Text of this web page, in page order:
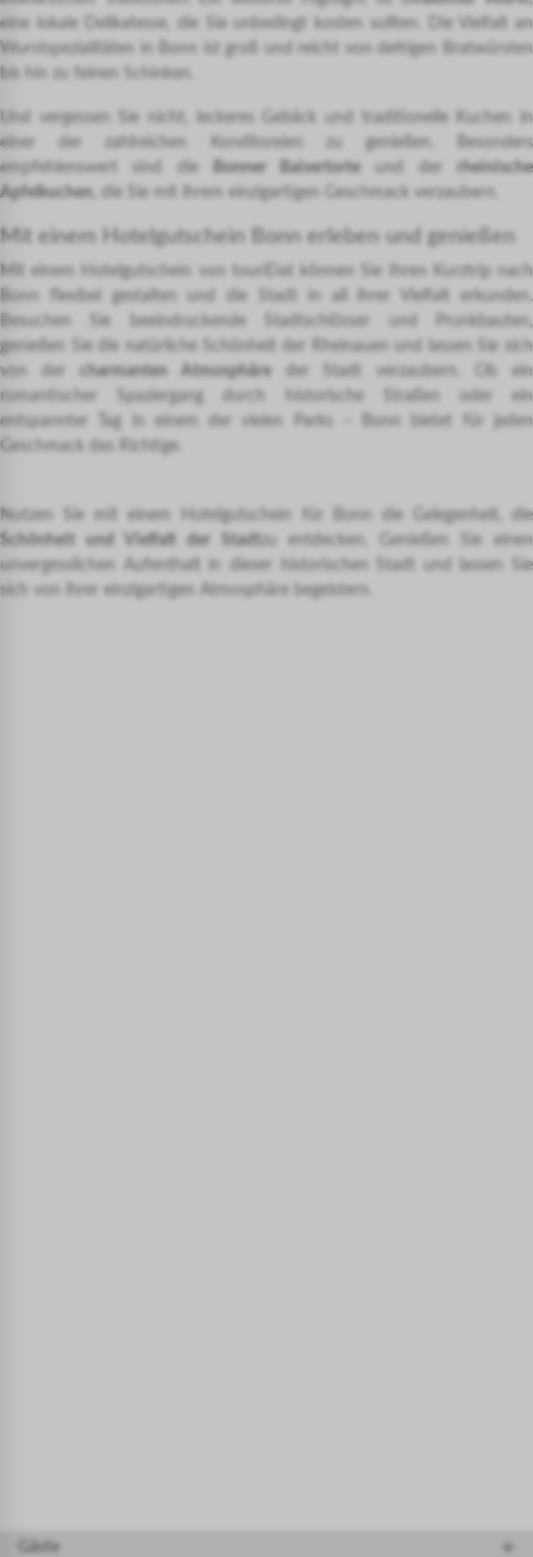
eine lokale Delikatesse, die Sie unbedingt kosten sollten. Die Vielfalt an
Wurstspezialitäten in Bonn ist groß und reicht von deftigen Bratwürsten
bis hin zu feinen Schinken.
Und vergessen Sie nicht, leckeres Gebäck und traditionelle Kuchen in
einer der zahlreichen Konditoreien zu genießen. Besonders
empfehlenswert sind die
Bonner Baisertorte
rheinische
Apfelkuchen
, die Sie mit ihrem einzigartigen Geschmack verzaubern.
Mit einem Hotelgutschein Bonn erleben und genießen
Mit einem Hotelgutschein von touriDat können Sie Ihren Kurztrip nach
Bonn flexibel gestalten und die Stadt in all ihrer Vielfalt erkunden.
Besuchen Sie beeindruckende Stadtschlösser und Prunkbauten,
genießen Sie die natürliche Schönheit der Rheinauen und lassen Sie sich
von der
charmanten Atmosphäre
der Stadt verzaubern. Ob ein
romantischer Spaziergang durch historische Straßen oder ein
entspannter Tag in einem der vielen Parks – Bonn bietet für jeden
Geschmack das Richtige.
Nutzen Sie mit einem Hotelgutschein für Bonn die Gelegenheit, die
Schönheit und Vielfalt der Stadt
zu entdecken. Genießen Sie einen
unvergesslichen Aufenthalt in dieser historischen Stadt und lassen Sie
sich von ihrer einzigartigen Atmosphäre begeistern.
Gäste